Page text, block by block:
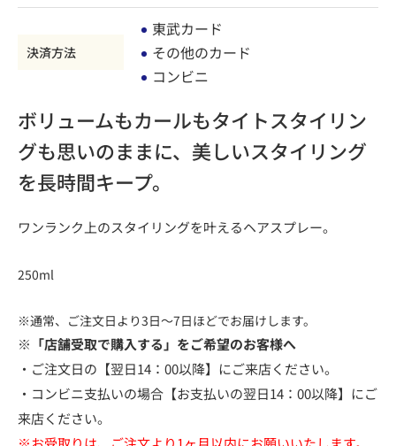
決済方法
東武カード
その他のカード
コンビニ
ボリュームもカールもタイトスタイリン
グも思いのままに、美しいスタイリング
を長時間キープ。
ワンランク上のスタイリングを叶えるヘアスプレー。
250ml
※通常、ご注文日より3日～7日ほどでお届けします。
※「店舗受取で購入する」をご希望のお客様へ
・ご注文日の【翌日14：00以降】にご来店ください。
・コンビニ支払いの場合【お支払いの翌日14：00以降】にご
来店ください。